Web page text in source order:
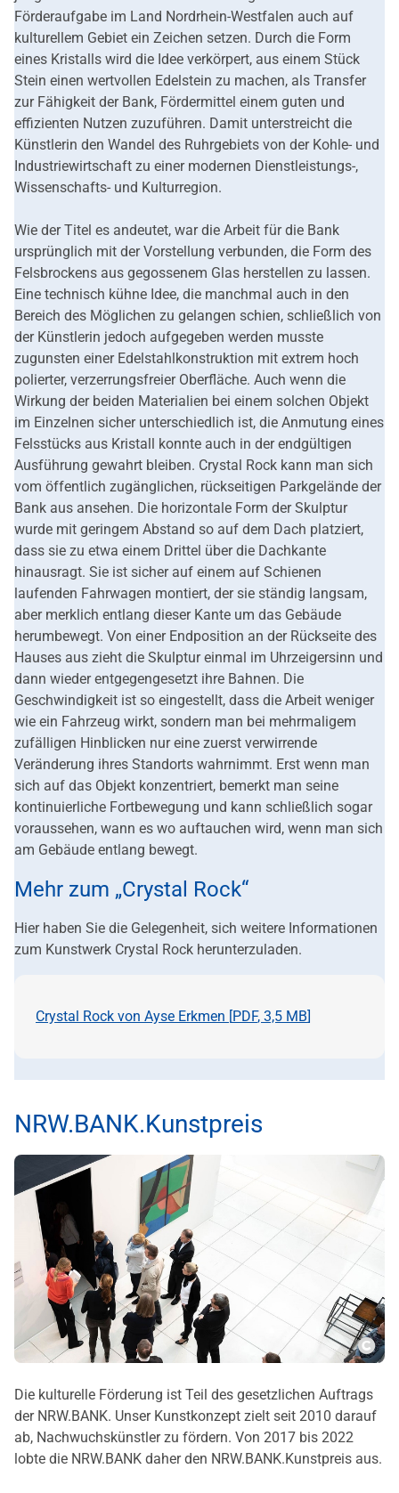
Förderaufgabe im Land Nordrhein-Westfalen auch auf
kulturellem Gebiet ein Zeichen setzen. Durch die Form
eines Kristalls wird die Idee verkörpert, aus einem Stück
Stein einen wertvollen Edelstein zu machen, als Transfer
zur Fähigkeit der Bank, Fördermittel einem guten und
effizienten Nutzen zuzuführen. Damit unterstreicht die
Künstlerin den Wandel des Ruhrgebiets von der Kohle- und
Industriewirtschaft zu einer modernen Dienstleistungs-,
Wissenschafts- und Kulturregion.
Wie der Titel es andeutet, war die Arbeit für die Bank
ursprünglich mit der Vorstellung verbunden, die Form des
Felsbrockens aus gegossenem Glas herstellen zu lassen.
Eine technisch kühne Idee, die manchmal auch in den
Bereich des Möglichen zu gelangen schien, schließlich von
der Künstlerin jedoch aufgegeben werden musste
zugunsten einer Edelstahlkonstruktion mit extrem hoch
polierter, verzerrungsfreier Oberfläche. Auch wenn die
Wirkung der beiden Materialien bei einem solchen Objekt
im Einzelnen sicher unterschiedlich ist, die Anmutung eines
Felsstücks aus Kristall konnte auch in der endgültigen
Ausführung gewahrt bleiben. Crystal Rock kann man sich
vom öffentlich zugänglichen, rückseitigen Parkgelände der
Bank aus ansehen. Die horizontale Form der Skulptur
wurde mit geringem Abstand so auf dem Dach platziert,
dass sie zu etwa einem Drittel über die Dachkante
hinausragt. Sie ist sicher auf einem auf Schienen
laufenden Fahrwagen montiert, der sie ständig langsam,
aber merklich entlang dieser Kante um das Gebäude
herumbewegt. Von einer Endposition an der Rückseite des
Hauses aus zieht die Skulptur einmal im Uhrzeigersinn und
dann wieder entgegengesetzt ihre Bahnen. Die
Geschwindigkeit ist so eingestellt, dass die Arbeit weniger
wie ein Fahrzeug wirkt, sondern man bei mehrmaligem
zufälligen Hinblicken nur eine zuerst verwirrende
Veränderung ihres Standorts wahrnimmt. Erst wenn man
sich auf das Objekt konzentriert, bemerkt man seine
kontinuierliche Fortbewegung und kann schließlich sogar
voraussehen, wann es wo auftauchen wird, wenn man sich
am Gebäude entlang bewegt.
Mehr zum „Crystal Rock“
Hier haben Sie die Gelegenheit, sich weitere Informationen
zum Kunstwerk Crystal Rock herunterzuladen.
Crystal Rock von Ayse Erkmen [PDF, 3,5 MB]
NRW.BANK.Kunstpreis
Die kulturelle Förderung ist Teil des gesetzlichen Auftrags
der NRW.BANK. Unser Kunstkonzept zielt seit 2010 darauf
ab, Nachwuchskünstler zu fördern. Von 2017 bis 2022
lobte die NRW.BANK daher den NRW.BANK.Kunstpreis aus.